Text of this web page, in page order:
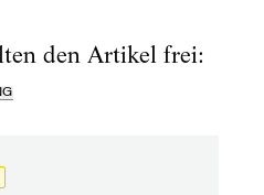
den Artikel frei: